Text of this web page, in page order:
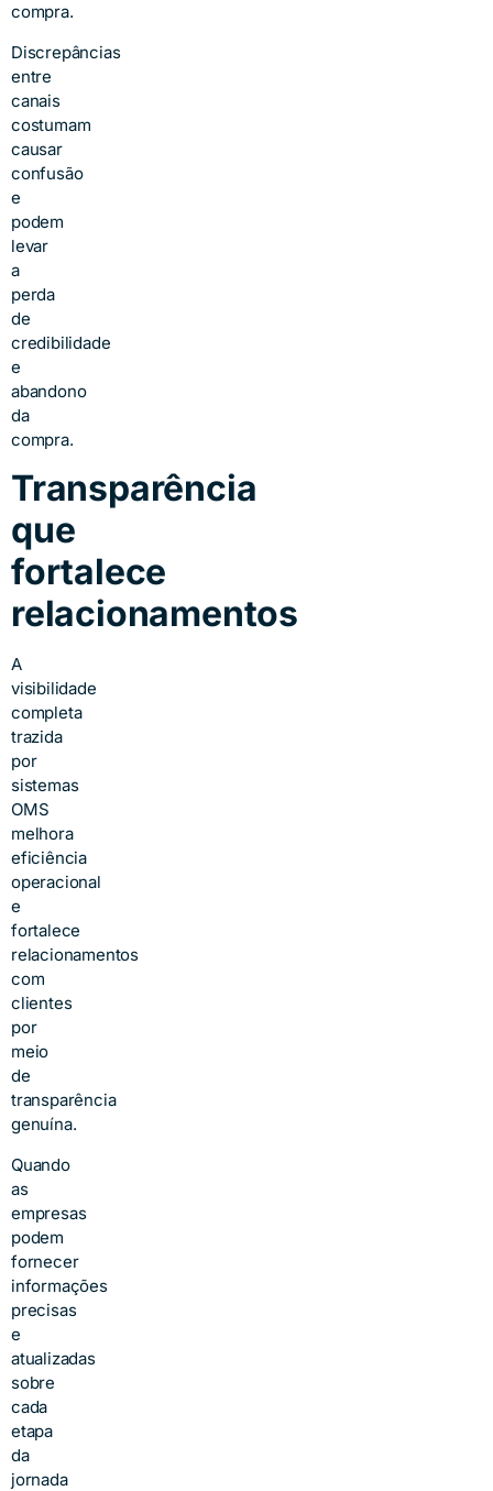
compra.
Discrepâncias
entre
canais
costumam
causar
confusão
e
podem
levar
a
perda
de
credibilidade
e
abandono
da
compra.
Transparência
que
fortalece
relacionamentos
A
visibilidade
completa
trazida
por
sistemas
OMS
melhora
eficiência
operacional
e
fortalece
relacionamentos
com
clientes
por
meio
de
transparência
genuína.
Quando
as
empresas
podem
fornecer
informações
precisas
e
atualizadas
sobre
cada
etapa
da
jornada